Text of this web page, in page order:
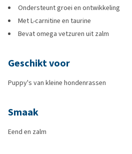
Ondersteunt groei en ontwikkeling
Met L-carnitine en taurine
Bevat omega vetzuren uit zalm
Geschikt voor
Puppy's van kleine hondenrassen
Smaak
Eend en zalm